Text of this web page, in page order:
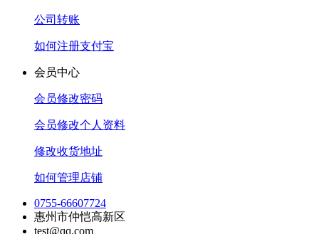
公司转账
如何注册支付宝
会员中心
会员修改密码
会员修改个人资料
修改收货地址
如何管理店铺
0755-66607724
惠州市仲恺高新区
test@qq.com